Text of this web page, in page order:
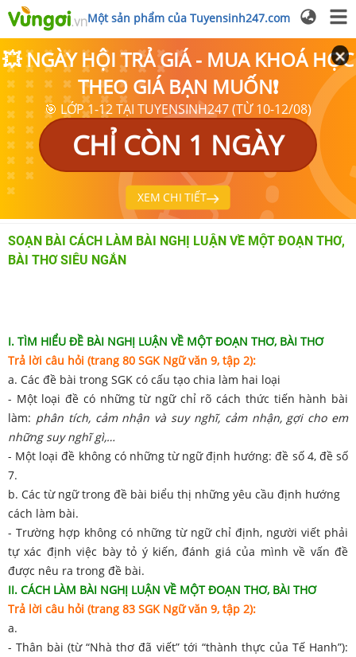
Một sản phẩm của Tuyensinh247.com
💥 NGÀY HỘI TRẢ GIÁ - MUA KHOÁ HỌC
THEO GIÁ BẠN MUỐN❗
🎯 LỚP 1-12 TẠI TUYENSINH247 (TỪ 10-12/08)
CHỈ CÒN 1 NGÀY
XEM CHI TIẾT
SOẠN BÀI CÁCH LÀM BÀI NGHỊ LUẬN VỀ MỘT ĐOẠN THƠ,
BÀI THƠ SIÊU NGẮN
I. TÌM HIỂU ĐỀ BÀI NGHỊ LUẬN VỀ MỘT ĐOẠN THƠ, BÀI THƠ
Trả lời câu hỏi (trang 80 SGK Ngữ văn 9, tập 2):
a. Các đề bài trong SGK có cấu tạo chia làm hai loại
- Một loại đề có những từ ngữ chỉ rõ cách thức tiến hành bài
làm: phân tích, cảm nhận và suy nghĩ, cảm nhận, gợi cho em
những suy nghĩ gì,…
- Một loại đề không có những từ ngữ định hướng: đề số 4, đề số
7.
b. Các từ ngữ trong đề bài biểu thị những yêu cầu định hướng
cách làm bài.
- Trường hợp không có những từ ngữ chỉ định, người viết phải
tự xác định việc bày tỏ ý kiến, đánh giá của mình về vấn đề
được nêu ra trong đề bài.
II. CÁCH LÀM BÀI NGHỊ LUẬN VỀ MỘT ĐOẠN THƠ, BÀI THƠ
Trả lời câu hỏi (trang 83 SGK Ngữ văn 9, tập 2):
a.
- Thân bài (từ “Nhà thơ đã viết” tới “thành thực của Tế Hanh”):